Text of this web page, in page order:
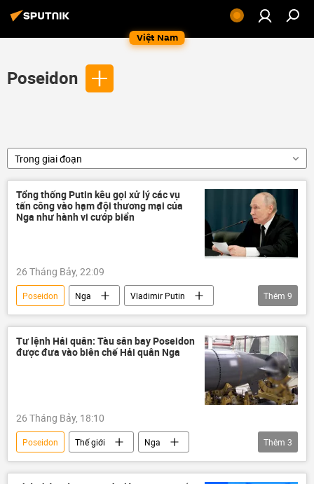
Việt Nam
Poseidon
Trong giai đoạn
Tổng thống Putin kêu gọi xử lý các vụ
tấn công vào hạm đội thương mại của
Nga như hành vi cướp biển
26 Tháng Bảy, 22:09
Poseidon Nga
Vladimir Putin
Nikolai Patrushev
Hải quân Nga
hải quân
St. Petersburg
Thế giới
cướp biển
Kaliningrad
Zircon
Thêm 9
Tư lệnh Hải quân: Tàu sân bay Poseidon
được đưa vào biên chế Hải quân Nga
26 Tháng Bảy, 18:10
Poseidon Thế giới
Nga
Liên bang Nga
lực lượng vũ trang Nga
Thêm 3